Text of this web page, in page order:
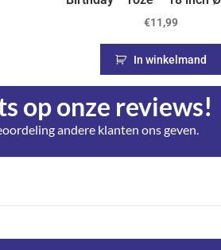
€11,99
In winkelmand
op onze reviews!
andere klanten ons geven.